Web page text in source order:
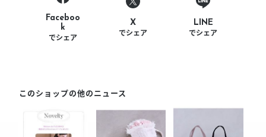
Faceboo
k
でシェア
X
でシェア
LINE
でシェア
このショップの他のニュース